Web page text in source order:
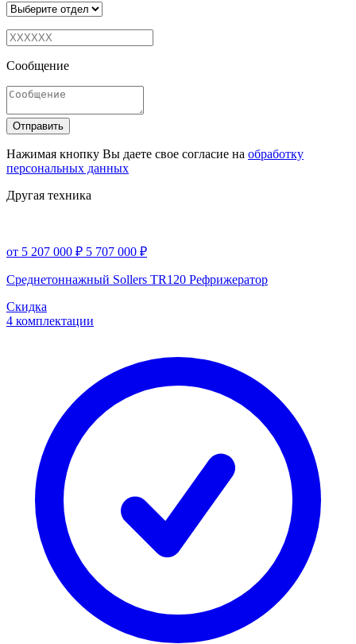
Сообщение
Отправить
Нажимая кнопку Вы даете свое согласие на обработку
персональных данных
Другая техника
от 5 207 000 ₽ 5 707 000 ₽
Среднетоннажный Sollers TR120 Рефрижератор
Скидка
4 комплектации